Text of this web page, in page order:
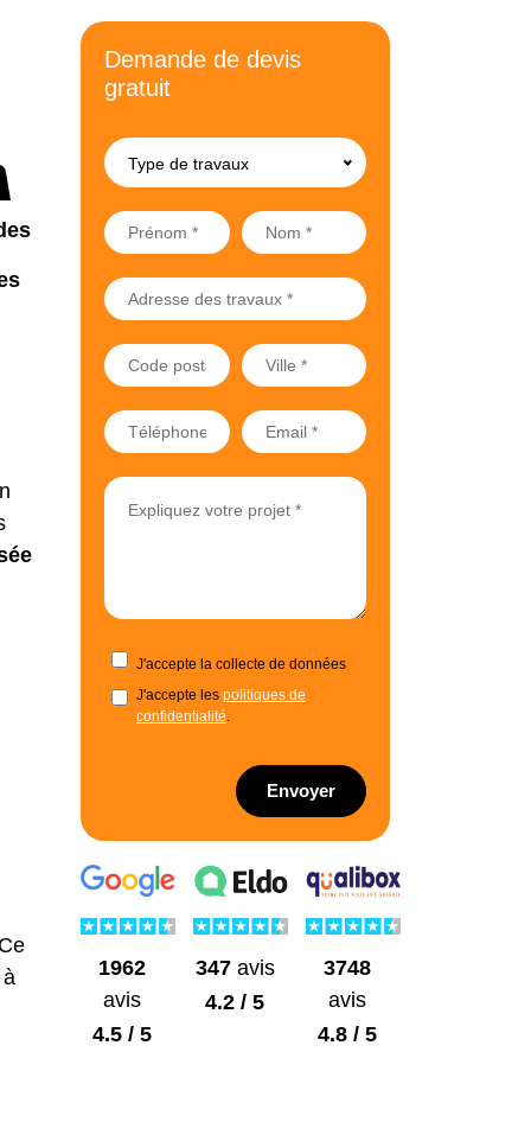
Demande de devis
gratuit
Type de travaux
J'accepte la collecte de données
J'accepte les politiques de
confidentialité.
Envoyer
1962
avis
4.5 / 5
347avis
4.2 / 5
3748
avis
4.8 / 5